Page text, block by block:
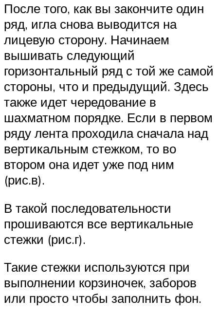
После того, как вы закончите один
ряд, игла снова выводится на
лицевую сторону. Начинаем
вышивать следующий
горизонтальный ряд с той же самой
стороны, что и предыдущий. Здесь
также идет чередование в
шахматном порядке. Если в первом
ряду лента проходила сначала над
вертикальным стежком, то во
втором она идет уже под ним
(рис.в).
В такой последовательности
прошиваются все вертикальные
стежки (рис.г).
Такие стежки используются при
выполнении корзиночек, заборов
или просто чтобы заполнить фон.